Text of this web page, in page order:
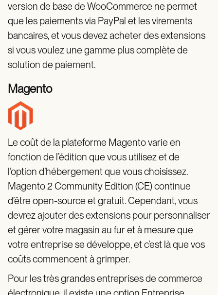
version de base de WooCommerce ne permet
que les paiements via PayPal et les virements
bancaires, et vous devez acheter des extensions
si vous voulez une gamme plus complète de
solution de paiement.
Magento
Le coût de la plateforme Magento varie en
fonction de l’édition que vous utilisez et de
l’option d’hébergement que vous choisissez.
Magento 2 Community Edition (CE) continue
d’être open-source et gratuit. Cependant, vous
devrez ajouter des extensions pour personnaliser
et gérer votre magasin au fur et à mesure que
votre entreprise se développe, et c’est là que vos
coûts commencent à grimper.
Pour les très grandes entreprises de commerce